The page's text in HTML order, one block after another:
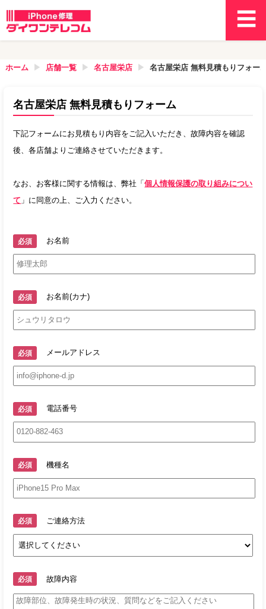
ホーム 店舗一覧 名古屋栄店 名古屋栄店無料見積もりフォー
名古屋栄店 無料見積もりフォーム
下記フォームにお見積もり内容をご記入いただき、故障内容を確認
後、各店舗よりご連絡させていただきます。
なお、お客様に関する情報は、弊社「個人情報保護の取り組みについ
て 」に同意の上、ご入力ください。
必須 お名前
必須 お名前(カナ)
必須 メールアドレス
必須 電話番号
必須 機種名
必須 ご連絡方法
必須 故障内容